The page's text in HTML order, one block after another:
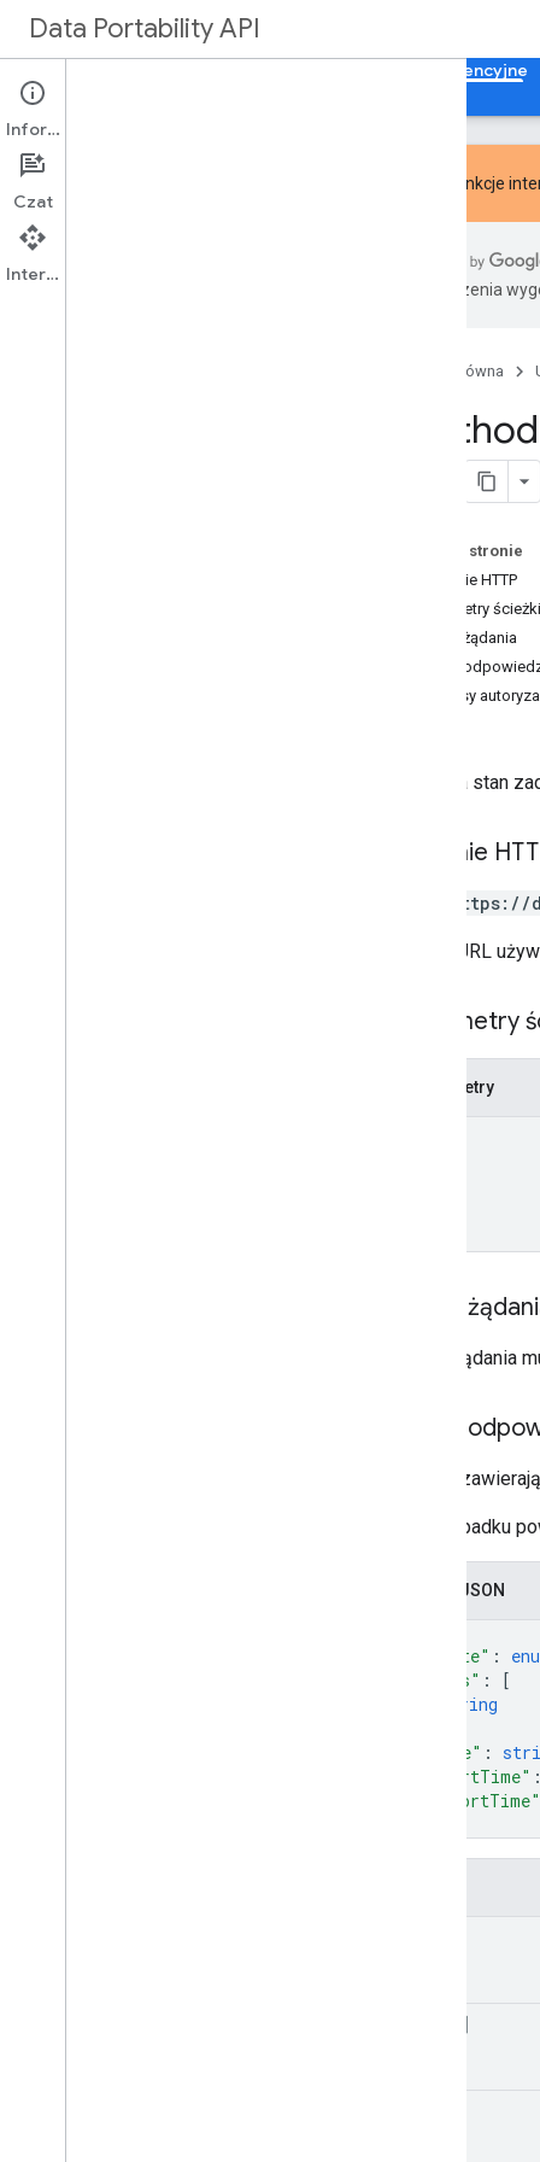
Data Portability API
Materiały referencyjne
Podsumowanie interfejsu API
funkcje
Tłumaczenia
Strona główna
Na tej stronie
Żądanie HTTP
Parametry ścieżki
Treść żądania
Treść
Zakresy
Pobiera stan
Żądanie
GET
Adres URL
Parametry
Parametry
Treść
Treść żądania
Treść
Zasób
W przypadku
Zapis JSON
"state" :
"urls" :
[
string
"name" :
"startTime" :
"exportTime"
urls[]
Informacje
Czat
Interfejs API